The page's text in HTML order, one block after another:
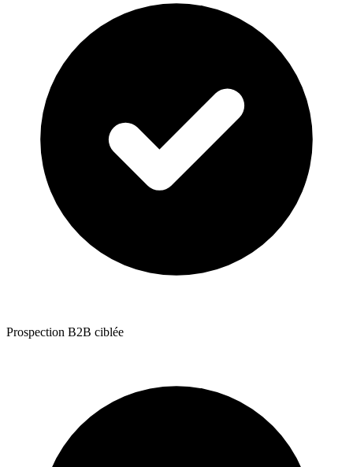
Prospection B2B ciblée